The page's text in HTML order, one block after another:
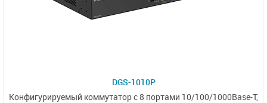
DGS-1010P
Конфигурируемый коммутатор с 8 портами 10/100/1000Base-T,